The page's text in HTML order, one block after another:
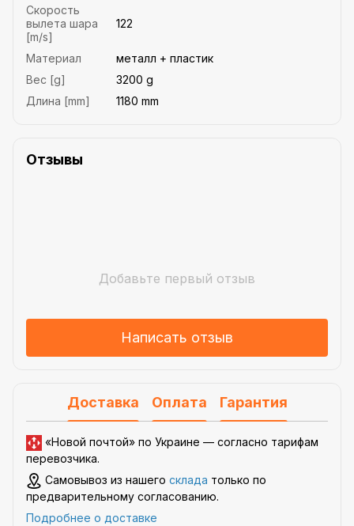
Скорость
вылета шара
[m/s]
122
Материал
металл + пластик
Вес [g]
3200 g
Длина [mm]
1180 mm
Отзывы
Добавьте первый отзыв
Написать отзыв
Доставка Оплата Гарантия
«Новой почтой» по Украине — согласно тарифам
перевозчика.
Самовывоз из нашего склада только по
предварительному согласованию.
Подробнее о доставке